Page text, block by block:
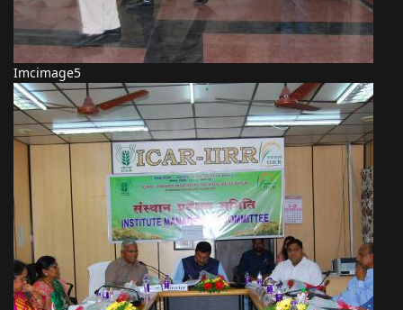
Imcimage5